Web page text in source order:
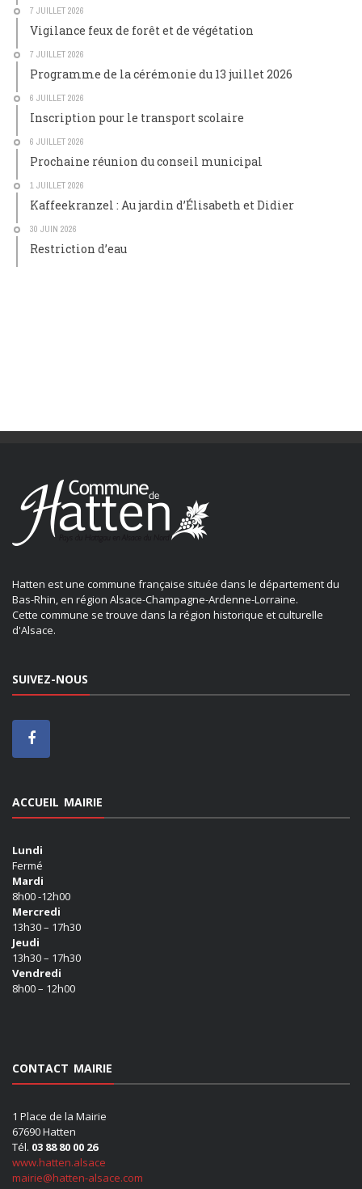
7 JUILLET 2026
Vigilance feux de forêt et de végétation
7 JUILLET 2026
Programme de la cérémonie du 13 juillet 2026
6 JUILLET 2026
Inscription pour le transport scolaire
6 JUILLET 2026
Prochaine réunion du conseil municipal
1 JUILLET 2026
Kaffeekranzel : Au jardin d’Élisabeth et Didier
30 JUIN 2026
Restriction d’eau
Hatten est une commune française située dans le département du
Bas-Rhin, en région Alsace-Champagne-Ardenne-Lorraine.
Cette commune se trouve dans la région historique et culturelle
d'Alsace.
SUIVEZ-NOUS
ACCUEIL MAIRIE
Lundi
Fermé
Mardi
8h00 -12h00
Mercredi
13h30 – 17h30
Jeudi
13h30 – 17h30
Vendredi
8h00 – 12h00
CONTACT MAIRIE
1 Place de la Mairie
67690 Hatten
Tél. 03 88 80 00 26
www.hatten.alsace
mairie@hatten-alsace.com